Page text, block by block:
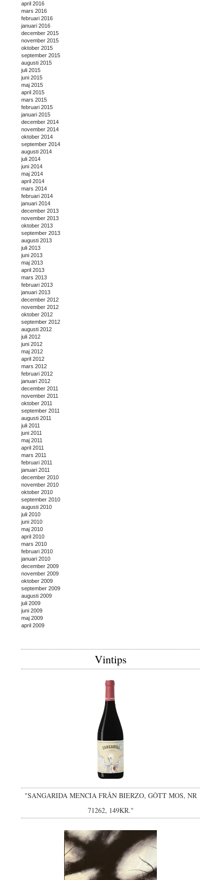
april 2016
mars 2016
februari 2016
januari 2016
december 2015
november 2015
oktober 2015
september 2015
augusti 2015
juli 2015
juni 2015
maj 2015
april 2015
mars 2015
februari 2015
januari 2015
december 2014
november 2014
oktober 2014
september 2014
augusti 2014
juli 2014
juni 2014
maj 2014
april 2014
mars 2014
februari 2014
januari 2014
december 2013
november 2013
oktober 2013
september 2013
augusti 2013
juli 2013
juni 2013
maj 2013
april 2013
mars 2013
februari 2013
januari 2013
december 2012
november 2012
oktober 2012
september 2012
augusti 2012
juli 2012
juni 2012
maj 2012
april 2012
mars 2012
februari 2012
januari 2012
december 2011
november 2011
oktober 2011
september 2011
augusti 2011
juli 2011
juni 2011
maj 2011
april 2011
mars 2011
februari 2011
januari 2011
december 2010
november 2010
oktober 2010
september 2010
augusti 2010
juli 2010
juni 2010
maj 2010
april 2010
mars 2010
februari 2010
januari 2010
december 2009
november 2009
oktober 2009
september 2009
augusti 2009
juli 2009
juni 2009
maj 2009
april 2009
Vintips
"SANGARIDA MENCIA FRÅN BIERZO, GÔTT MOS, NR
71262, 149KR."